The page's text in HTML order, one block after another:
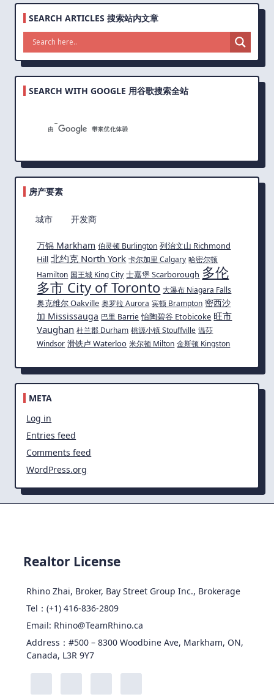
SEARCH ARTICLES 搜索站内文章
SEARCH WITH GOOGLE 用谷歌搜索全站
房产要素
城市 开发商
万锦 Markham 伯灵顿 Burlington 列治文山 Richmond
Hill 北约克 North York 卡尔加里 Calgary 哈密尔顿
Hamilton 国王城 King City 士嘉堡 Scarborough 多伦
多市 City of Toronto 大瀑布 Niagara Falls
奥克维尔 Oakville 奥罗拉 Aurora 宾顿 Brampton 密西沙
加 Mississauga 巴里 Barrie 怡陶碧谷 Etobicoke 旺市
Vaughan 杜兰郡 Durham 桃源小镇 Stouffville 温莎
Windsor 滑铁卢 Waterloo 米尔顿 Milton 金斯顿 Kingston
META
Log in
Entries feed
Comments feed
WordPress.org
Realtor License
Rhino Zhai, Broker, Bay Street Group Inc., Brokerage
Tel：(+1) 416-836-2809
Email: Rhino@TeamRhino.ca
Address：#500 – 8300 Woodbine Ave, Markham, ON,
Canada, L3R 9Y7